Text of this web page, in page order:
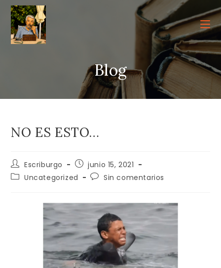
contenido
Blog
NO ES ESTO…
Autor
de
la
Escriburgo
Publicación
de
la
junio 15, 2021
Categoría
Uncategorized
Comentarios
entrada:
Sin comentarios